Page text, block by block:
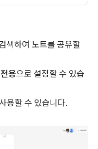
색하여 노트를 공유할
용으로 설정할 수 있습
용할 수 있습니다.